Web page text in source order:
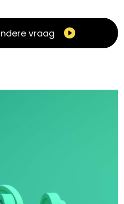
vraag